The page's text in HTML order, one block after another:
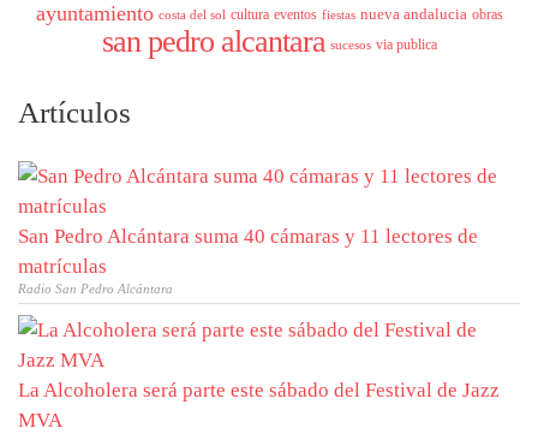
ayuntamiento costa del sol cultura eventos fiestas nueva andalucia obras
san pedro alcantara sucesos via publica
Artículos
San Pedro Alcántara suma 40 cámaras y 11 lectores de
matrículas
Radio San Pedro Alcántara
La Alcoholera será parte este sábado del Festival de Jazz
MVA